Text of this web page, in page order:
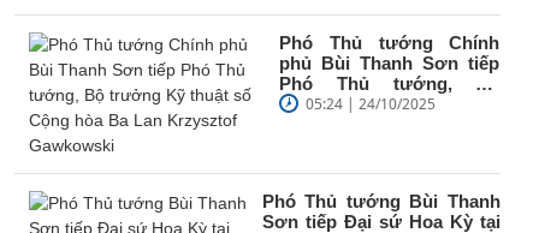
Phó Thủ tướng Chính
phủ Bùi Thanh Sơn tiếp
Phó Thủ tướng, Bộ
trưởng Kỹ thuật số Cộng
05:24 | 24/10/2025
Phó Thủ tướng Bùi Thanh
Sơn tiếp Đại sứ Hoa Kỳ tại